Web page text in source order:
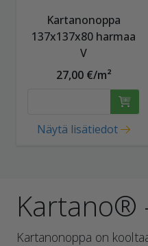
Kartanonoppa
137x137x80 harmaa
V
27,00 €/m²
Näytä lisätiedot
Kartano®
Kartanonoppa on